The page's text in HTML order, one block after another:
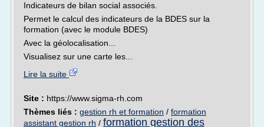
Indicateurs de bilan social associés.
Permet le calcul des indicateurs de la BDES sur la
formation (avec le module BDES)
Avec la géolocalisation...
Visualisez sur une carte les...
Lire la suite
Site : https://www.sigma-rh.com
Thèmes liés : gestion rh et formation / formation
assistant gestion rh / formation gestion des